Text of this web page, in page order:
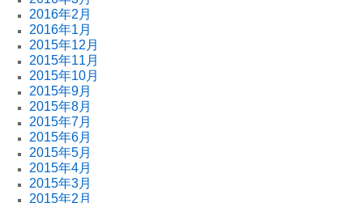
2016年2月
2016年1月
2015年12月
2015年11月
2015年10月
2015年9月
2015年8月
2015年7月
2015年6月
2015年5月
2015年4月
2015年3月
2015年2月